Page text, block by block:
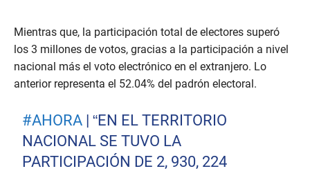
c
o
n
s
o
f
Mientras que, la participación total de electores superó
los 3 millones de votos, gracias a la participación a nivel
nacional más el voto electrónico en el extranjero. Lo
anterior representa el 52.04% del padrón electoral.
#AHORA | “EN EL TERRITORIO
NACIONAL SE TUVO LA
PARTICIPACIÓN DE 2, 930, 224